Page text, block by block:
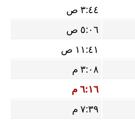
٣:٤٤ ص
٥:٠٦ ص
١١:٤١ ص
٣:٠٨ م
٦:١٦ م
٧:٣٩ م